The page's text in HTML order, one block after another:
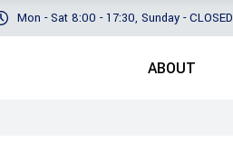
Mon - Sat 8:00 - 17:30, Sunday - CLOSED
ABOUT